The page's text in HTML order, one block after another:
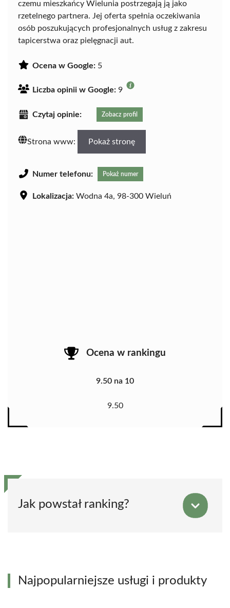
czemu mieszkańcy Wielunia postrzegają ją jako
rzetelnego partnera. Jej oferta spełnia oczekiwania
osób poszukujących profesjonalnych usług z zakresu
tapicerstwa oraz pielęgnacji aut.
Ocena w Google: 5
Liczba opinii w Google: 9
Czytaj opinie: Zobacz profil
Strona www: Pokaż stronę
Numer telefonu: Pokaż numer
Lokalizacja: Wodna 4a, 98-300 Wieluń
Ocena w rankingu
9.50 na 10
9.50
Jak powstał ranking?
Najpopularniejsze usługi i produkty